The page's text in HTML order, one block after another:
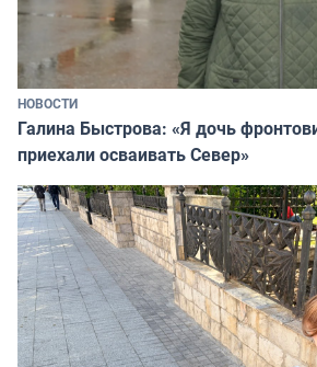
НОВОСТИ
Галина Быстрова: «Я дочь
приехали осваивать Север»